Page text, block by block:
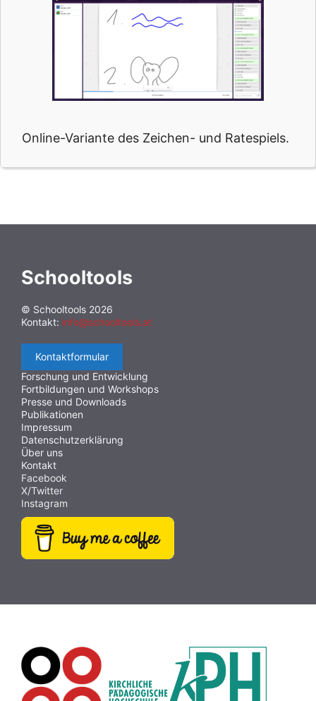
Online-Variante des Zeichen- und Ratespiels.
Schooltools
© Schooltools 2026
Kontakt: info@schooltools.at
Kontaktformular
Forschung und Entwicklung
Fortbildungen und Workshops
Presse und Downloads
Publikationen
Impressum
Datenschutzerklärung
Über uns
Kontakt
Facebook
X/Twitter
Instagram